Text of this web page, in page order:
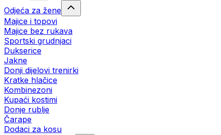
Odjeća za žene
Majice i topovi
Majice bez rukava
Sportski grudnjaci
Dukserice
Jakne
Donji dijelovi trenirki
Kratke hlačice
Kombinezoni
Kupaći kostimi
Donje rublje
Čarape
Dodaci za kosu